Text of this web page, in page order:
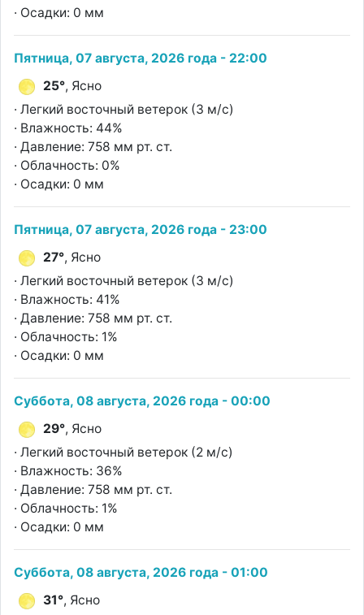
· Осадки: 0 мм
Пятница, 07 августа, 2026 года - 22:00
25°, Ясно
· Легкий восточный ветерок (3 м/с)
· Влажность: 44%
· Давление: 758 мм рт. ст.
· Облачность: 0%
· Осадки: 0 мм
Пятница, 07 августа, 2026 года - 23:00
27°, Ясно
· Легкий восточный ветерок (3 м/с)
· Влажность: 41%
· Давление: 758 мм рт. ст.
· Облачность: 1%
· Осадки: 0 мм
Суббота, 08 августа, 2026 года - 00:00
29°, Ясно
· Легкий восточный ветерок (2 м/с)
· Влажность: 36%
· Давление: 758 мм рт. ст.
· Облачность: 1%
· Осадки: 0 мм
Суббота, 08 августа, 2026 года - 01:00
31°, Ясно